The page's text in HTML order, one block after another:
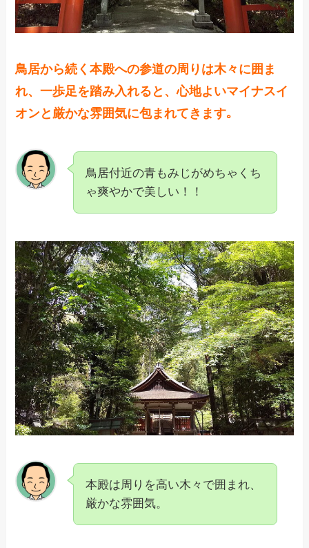
鳥居から続く本殿への参道の周りは木々に囲ま
れ、一歩足を踏み入れると、心地よいマイナスイ
オンと厳かな雰囲気に包まれてきます｡
鳥居付近の青もみじがめちゃくち
ゃ爽やかで美しい！！
本殿は周りを高い木々で囲まれ、
厳かな雰囲気。